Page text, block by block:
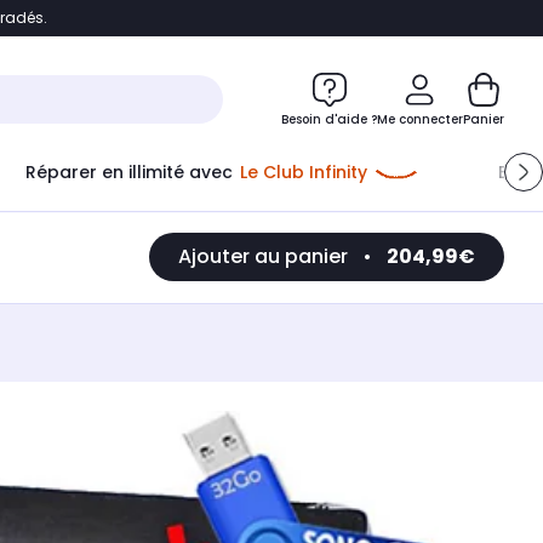
Accéder directement au chatbot
Besoin d'aide ?Me connecterPanier
Réparer en illimité avec Le Club Infinity
Ajouter au panier • 204,99€